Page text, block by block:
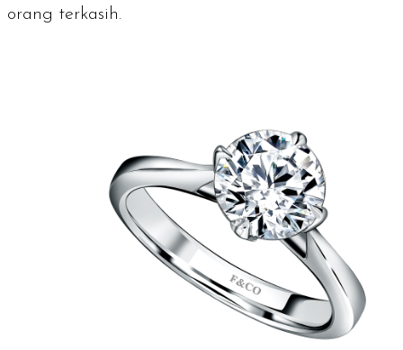
orang terkasih.